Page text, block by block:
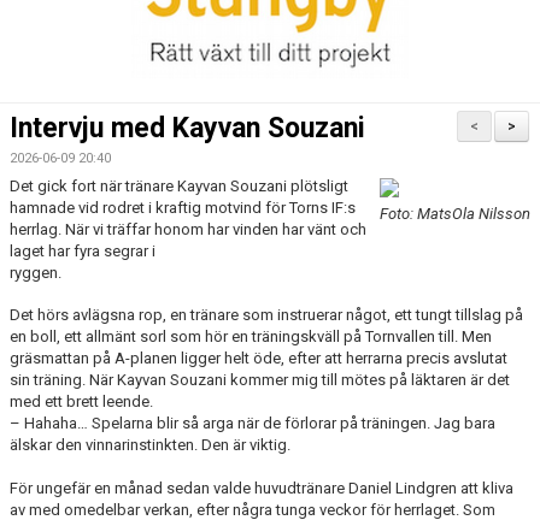
TRUPPEN
BILDGALLERI
ÅRETS TORNARE
>
<
Intervju med Kayvan Souzani
2026-06-09 20:40
Foto: MatsOla Nilsson
Det gick fort när tränare Kayvan Souzani plötsligt
hamnade vid rodret i kraftig motvind för Torns IF:s
herrlag. När vi träffar honom har vinden har vänt och
laget har fyra segrar i
ryggen.
Det hörs avlägsna rop, en tränare som instruerar något, ett tungt tillslag på
en boll, ett allmänt sorl som hör en träningskväll på Tornvallen till. Men
gräsmattan på A-planen ligger helt öde, efter att herrarna precis avslutat
sin träning. När Kayvan Souzani kommer mig till mötes på läktaren är det
med ett brett leende.
– Hahaha… Spelarna blir så arga när de förlorar på träningen. Jag bara
älskar den vinnarinstinkten. Den är viktig.
För ungefär en månad sedan valde huvudtränare Daniel Lindgren att kliva
av med omedelbar verkan, efter några tunga veckor för herrlaget. Som